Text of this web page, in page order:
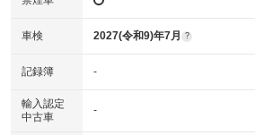
車検 2027(令和9)年7月 ?
記録簿 -
輸入認定
中古車
-